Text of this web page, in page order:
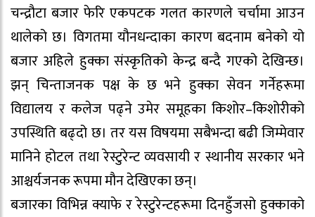
चन्द्रौटा बजार फेरि एकपटक गलत कारणले चर्चामा आउन
थालेको छ। विगतमा यौनधन्दाका कारण बदनाम बनेको यो
बजार अहिले हुक्का संस्कृतिको केन्द्र बन्दै गएको देखिन्छ।
झन् चिन्ताजनक पक्ष के छ भने हुक्का सेवन गर्नेहरूमा
विद्यालय र कलेज पढ्ने उमेर समूहका किशोर–किशोरीको
उपस्थिति बढ्दो छ। तर यस विषयमा सबैभन्दा बढी जिम्मेवार
मानिने होटल तथा रेस्टुरेन्ट व्यवसायी र स्थानीय सरकार भने
आश्चर्यजनक रूपमा मौन देखिएका छन्।
बजारका विभिन्न क्याफे र रेस्टुरेन्टहरूमा दिनहुँजसो हुक्काको